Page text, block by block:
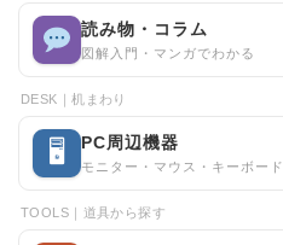
読み物・コラム
図解入門・マンガでわかる
DESK｜机まわり
🖥 PC周辺機器
モニター・マウス・キーボード
TOOLS｜道具から探す